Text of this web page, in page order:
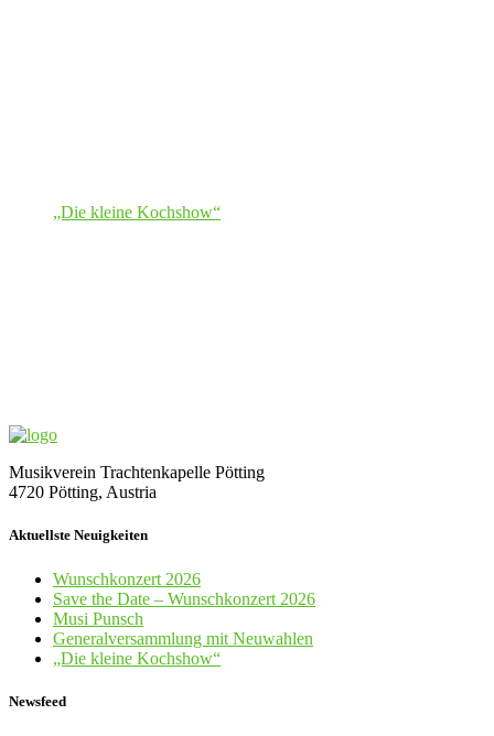
„Die kleine Kochshow“
Musikverein Trachtenkapelle Pötting
4720 Pötting, Austria
Aktuellste Neuigkeiten
Wunschkonzert 2026
Save the Date – Wunschkonzert 2026
Musi Punsch
Generalversammlung mit Neuwahlen
„Die kleine Kochshow“
Newsfeed